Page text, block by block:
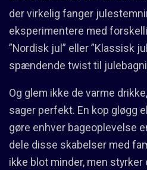
der virkelig fanger
eksperimentere med
”Nordisk jul” eller ”Klassisk
spændende twist til
Og glem ikke de varme
sager perfekt. En kop gløgg
gøre enhver bageoplevelse
dele disse skabelser med
ikke blot minder, men